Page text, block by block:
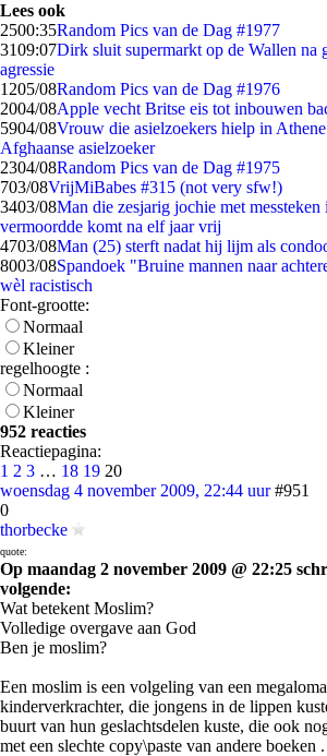
Lees ook
2500:35Random Pics van de Dag #1977
3109:07Dirk sluit supermarkt op de Wallen na
agressie
1205/08Random Pics van de Dag #1976
2004/08Apple vecht Britse eis tot inbouwen
5904/08Vrouw die asielzoekers hielp in
Afghaanse asielzoeker
2304/08Random Pics van de Dag #1975
703/08VrijMiBabes #315 (not very sfw!)
3403/08Man die zesjarig jochie met messteken
vermoordde komt na elf jaar vrij
4703/08Man (25) sterft nadat hij lijm als
8003/08Spandoek "Bruine mannen naar
wèl racistisch
Font-grootte:
Normaal
Kleiner
regelhoogte :
Normaal
Kleiner
952 reacties
Reactiepagina:
1 2 3 … 18 19 20
woensdag 4 november 2009, 22:44 uur #951
0
thorbecke
quote:
Op maandag 2 november 2009 @ 22:25
volgende:
Wat betekent Moslim?
Volledige overgave aan God
Ben je moslim?
Een moslim is een volgeling van een
kinderverkrachter, die jongens in de lippen
buurt van hun geslachtsdelen kuste, die ook
met een slechte copy\paste van andere boeken .